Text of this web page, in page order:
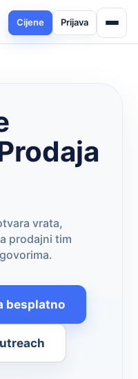
Cijene Prijava
vrata,
prodajni tim
besplatno